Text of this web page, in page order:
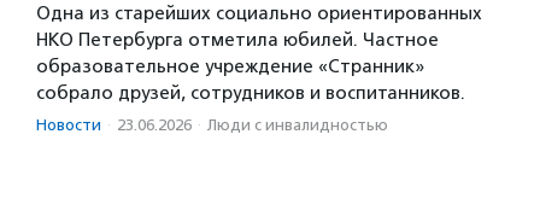
Одна из старейших социально ориентированных
НКО Петербурга отметила юбилей. Частное
образовательное учреждение «Странник»
собрало друзей, сотрудников и воспитанников.
Новости · 23.06.2026 · Люди с инвалидностью